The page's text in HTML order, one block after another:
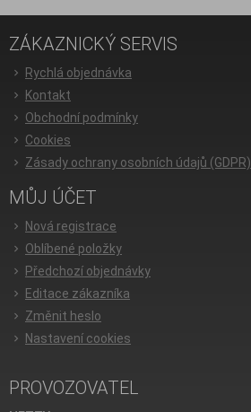
ZÁKAZNICKÝ SERVIS
Rychlá objednávka
Kontakt
Obchodní podmínky
Cookies
Zásady ochrany osobních údajů (GDPR)
MŮJ ÚČET
Nová registrace
Oblíbené položky
Předchozí objednávky
Editace zákazníka
Změnit heslo
Nastavení cookies
PROVOZOVATEL